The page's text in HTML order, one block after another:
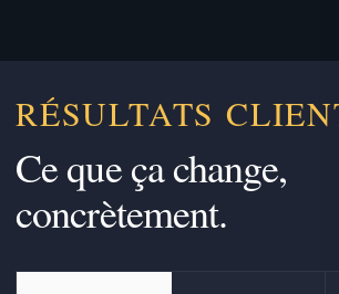
RÉSULTATS
Ce que ça change,
concrètement.